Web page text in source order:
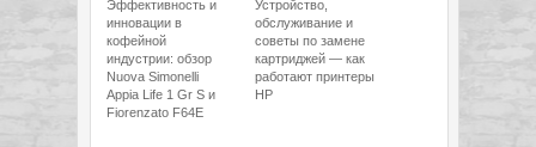
Эффективность и
инновации в
кофейной
индустрии: обзор
Nuova Simonelli
Appia Life 1 Gr S и
Fiorenzato F64E
Устройство,
обслуживание и
советы по замене
картриджей — как
работают принтеры
HP